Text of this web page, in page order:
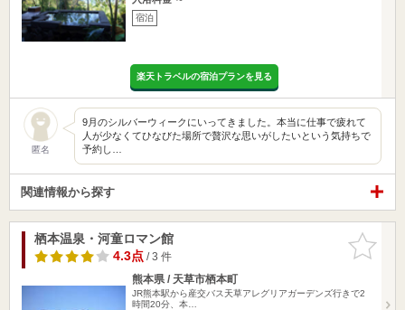
宿泊
楽天トラベルの宿泊プランを見る
匿名
9月のシルバーウィークにいってきました。本当に仕事で疲れて
人が少なくてひなびた場所で贅沢な思いがしたいという気持ちで
予約し…
関連情報から探す
お気に入
りに追加
栖本温泉・河童ロマン館
4.3点/ 3 件
熊本県 / 天草市栖本町
JR熊本駅から産交バス天草アレグリアガーデンズ行きで2
時間20分、本…